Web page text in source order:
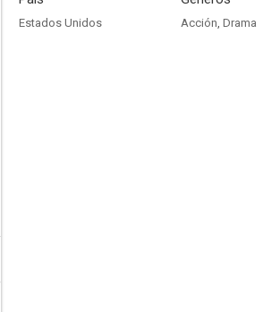
Estados Unidos Acción, Drama